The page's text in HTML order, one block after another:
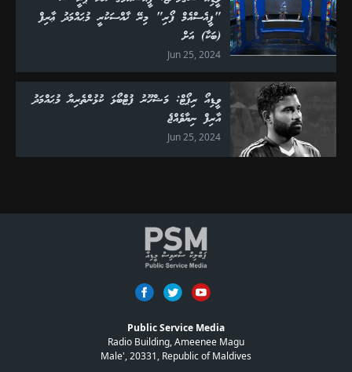
"ޕީއެސްއެމް ފޯރި" މިރޭ ޚާއްސަކުރީ މުޙައްމަދު ޢާރިފް
(ބަކާ) އަށް
Jun 25, 2024
ވީޑިއޯ ރިޕޯޓް: މަޝްހޫރު ފުޓްބޯޅަ ކުޅުންތެރިޔާ މުޙައްމަދު
އާރިފް ނިޔާވެއްޖެ
Jun 25, 2024
Public Service Media
Radio Building, Ameenee Magu
Male', 20331, Republic of Maldives